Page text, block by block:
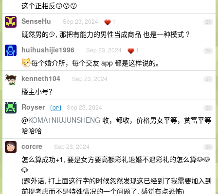
这个正相反😗😗😗
25
SenseHu Sep 23, 2024 1
既然男的少, 那把有能力的男性当成商品 也是一种模式 ?
26
huihushijie1996 Sep 23, 2024 1
每个婚介所，每个交友 app 都是这样说的。
27
kenneth104 Sep 23, 2024
楼主小号？
28
Royser OP Sep 23, 2024
@KOMA1NIUJUNSHENG 收，都收，价格男女平等，贫富平等
哈哈哈
29
corcre Sep 23, 2024
怎么算成功+1, 要是女方要高额彩礼退婚不退彩礼的怎么算🐶🐶
🐶
(题外话, 打上面这行字的时候忽然发现这已经到了我需要加入到
前提考虑而不是特殊情况的一个问题了, 感觉有点恐怖)